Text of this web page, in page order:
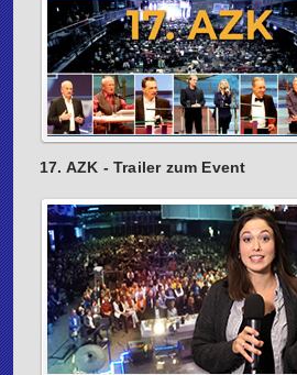
17. AZK - Trailer zum Event